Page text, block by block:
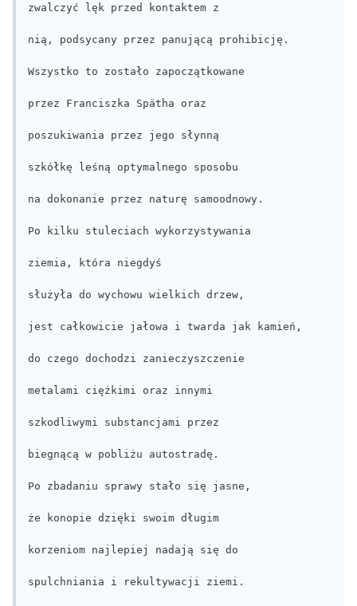
zwalczyć lęk przed kontaktem z
nią, podsycany przez panującą prohibicję.
Wszystko to zostało zapoczątkowane
przez Franciszka Spätha oraz
poszukiwania przez jego słynną
szkółkę leśną optymalnego sposobu
na dokonanie przez naturę samoodnowy.
Po kilku stuleciach wykorzystywania
ziemia, która niegdyś
służyła do wychowu wielkich drzew,
jest całkowicie jałowa i twarda jak kamień,
do czego dochodzi zanieczyszczenie
metalami ciężkimi oraz innymi
szkodliwymi substancjami przez
biegnącą w pobliżu autostradę.
Po zbadaniu sprawy stało się jasne,
że konopie dzięki swoim długim
korzeniom najlepiej nadają się do
spulchniania i rekultywacji ziemi.